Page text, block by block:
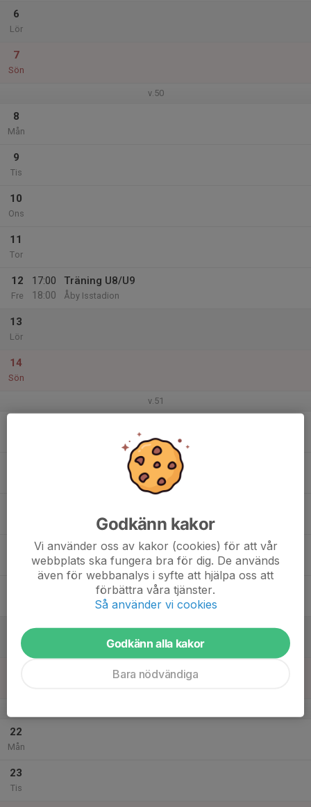
6
Lör
7
Sön
v.50
8
Mån
9
Tis
10
Ons
11
Tor
12
Fre
17:00
18:00
Träning U8/U9
Åby Isstadion
13
Lör
14
Sön
v.51
Träning U8/U9
Åby Isstadion
Lör
22
Mån
23
Tis
Godkänn kakor
Vi använder oss av kakor (cookies) för att vår
webbplats ska fungera bra för dig. De används
även för webbanalys i syfte att hjälpa oss att
förbättra våra tjänster.
Så använder vi cookies
Godkänn alla kakor
Bara nödvändiga